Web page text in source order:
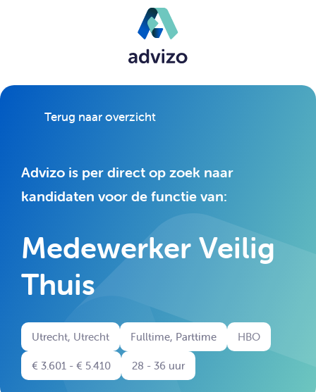
Terug naar overzicht
Advizo is per direct op zoek naar
kandidaten voor de functie van:
Medewerker Veilig
Thuis
Utrecht, Utrecht Fulltime, Parttime HBO
€ 3.601 - € 5.410 28 - 36 uur